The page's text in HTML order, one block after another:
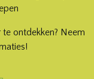
ontdekken? Neem